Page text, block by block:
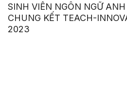
SINH VIÊN NGÔN NGỮ
CHUNG KẾT TEACH-
2023